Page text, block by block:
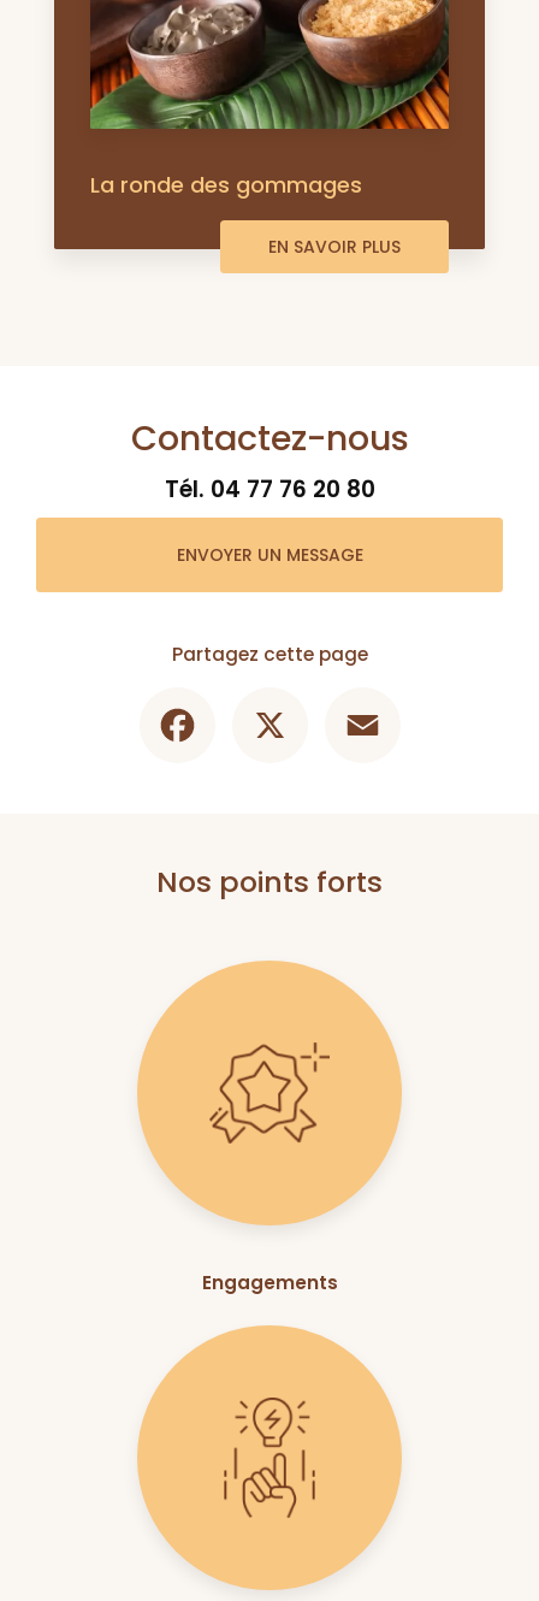
La ronde des gommages
EN SAVOIR PLUS
Contactez-nous
Tél. 04 77 76 20 80
ENVOYER UN MESSAGE
Partagez cette page
Nos points forts
Engagements